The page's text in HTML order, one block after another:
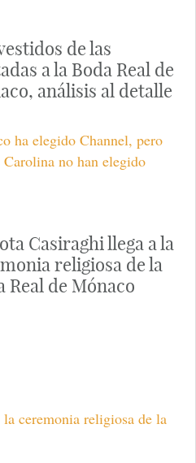
de las
a la Boda Real de
análisis al detalle
ha elegido Channel, pero
no han elegido
Casiraghi llega a la
religiosa de la
Real de Mónaco
ceremonia religiosa de la